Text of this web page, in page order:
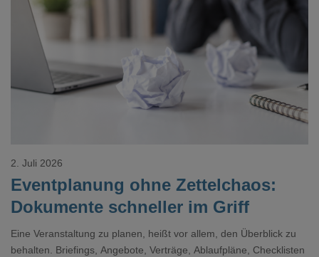
Eventplanung ohne Zettelchaos:
Dokumente schneller im Griff
2. Juli 2026
Eine Veranstaltung zu planen, heißt vor allem, den Überblick zu
behalten. Briefings, Angebote, Verträge, Ablaufpläne, Checklisten